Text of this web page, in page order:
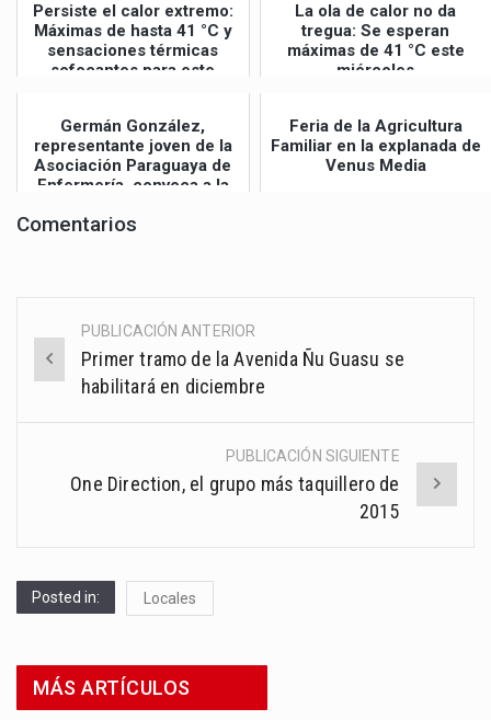
Persiste el calor extremo:
Máximas de hasta 41 °C y
sensaciones térmicas
sofocantes para este
La ola de calor no da
tregua: Se esperan
máximas de 41 °C este
miércoles
Germán González,
representante joven de la
Asociación Paraguaya de
Enfermería, convoca a la
Feria de la Agricultura
Familiar en la explanada de
Venus Media
Comentarios
Post
navigation
PUBLICACIÓN ANTERIOR
Primer tramo de la Avenida Ñu Guasu se
habilitará en diciembre
PUBLICACIÓN SIGUIENTE
One Direction, el grupo más taquillero de
2015
Posted in: Locales
MÁS ARTÍCULOS